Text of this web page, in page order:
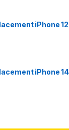
iPhone
iPhone